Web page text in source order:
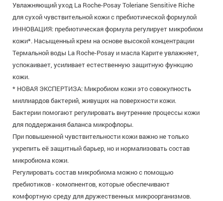
Увлажняющий уход La Roche-Posay Toleriane Sensitive Riche
для сухой чувствительной кожи с пребиотической формулой
ИННОВАЦИЯ: пребиотическая формула регулирует микробиом
кожи*. Насыщенный крем на основе высокой концентрации
Термальной воды La Roche-Posay и масла Карите увлажняет,
успокаивает, усиливает естественную защитную функцию
кожи.
* НОВАЯ ЭКСПЕРТИЗА: Микробиом кожи это совокупность
миллиардов бактерий, живущих на поверхности кожи.
Бактерии помогают регулировать внутренние процессы кожи
для поддержания баланса микрофлоры.
При повышенной чувствительности кожи важно не только
укрепить её защитный барьер, но и нормализовать состав
микробиома кожи.
Регулировать состав микробиома можно с помощью
пребиотиков - комопнентов, которые обеспечивают
комфортную среду для дружественных микроорганизмов.